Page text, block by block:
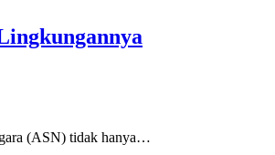
(ASN) tidak hanya…